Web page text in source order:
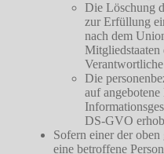
Die Löschung
zur Erfüllung
nach dem
Mitgliedstaaten
Die
auf
DS-GVO
Sofern einer der
eine betroffene